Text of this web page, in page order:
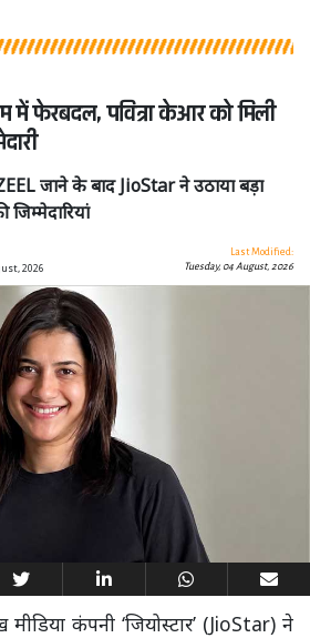
फेरबदल, पवित्रा केआर को मिली
जाने के बाद JioStar ने उठाया बड़ा
2026
Last Modified:
Tuesday, 04 August, 2026
मीडिया कंपनी ‘जियोस्टार’ (JioStar) ने